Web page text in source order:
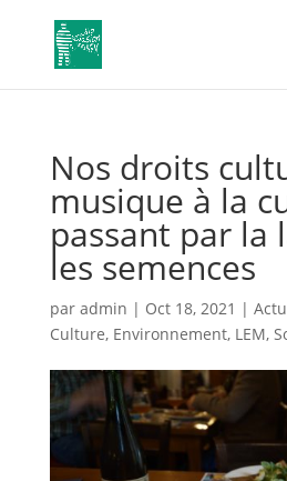
Nos droits
musique à la
passant par la
les semences
par admin | Oct 18, 2021 |
Culture, Environnement, LEM,